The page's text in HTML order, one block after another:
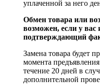
уплаченной за него
Обмен товара или
возможен, если у вас
подтверждающий
Замена товара будет
момента
течение 20 дней в
дополнительной